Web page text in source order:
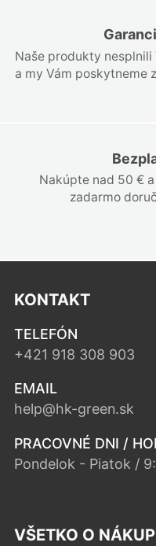
Naše produkty nesplnili
a my Vám poskytneme
Nakúpte nad 50 €
zadarmo
KONTAKT
TELEFÓN
+421 918 308 903
EMAIL
help@hk-green.sk
PRACOVNÉ DNI /
Pondelok - Piatok /
VŠETKO O